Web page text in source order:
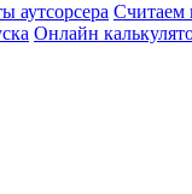
аутсорсера Считаем
Онлайн